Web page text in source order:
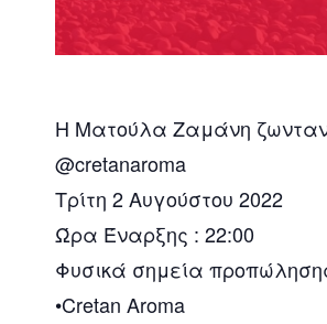
Η Ματούλα Ζαμάνη
@cretanaroma
Τρίτη 2 Αυγούστου 2022
Ώρα Έναρξης : 22:00
Φυσικά σημεία
•Cretan Aroma